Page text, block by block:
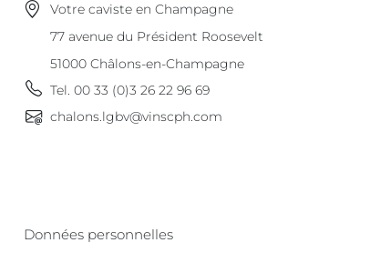
Votre caviste en Champagne
77 avenue du Président Roosevelt
51000 Châlons-en-Champagne
Tel. 00 33 (0)3 26 22 96 69
chalons.lgbv@vinscph.com
Données personnelles